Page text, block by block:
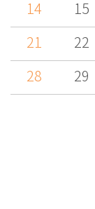
14 15
21 22
28 29